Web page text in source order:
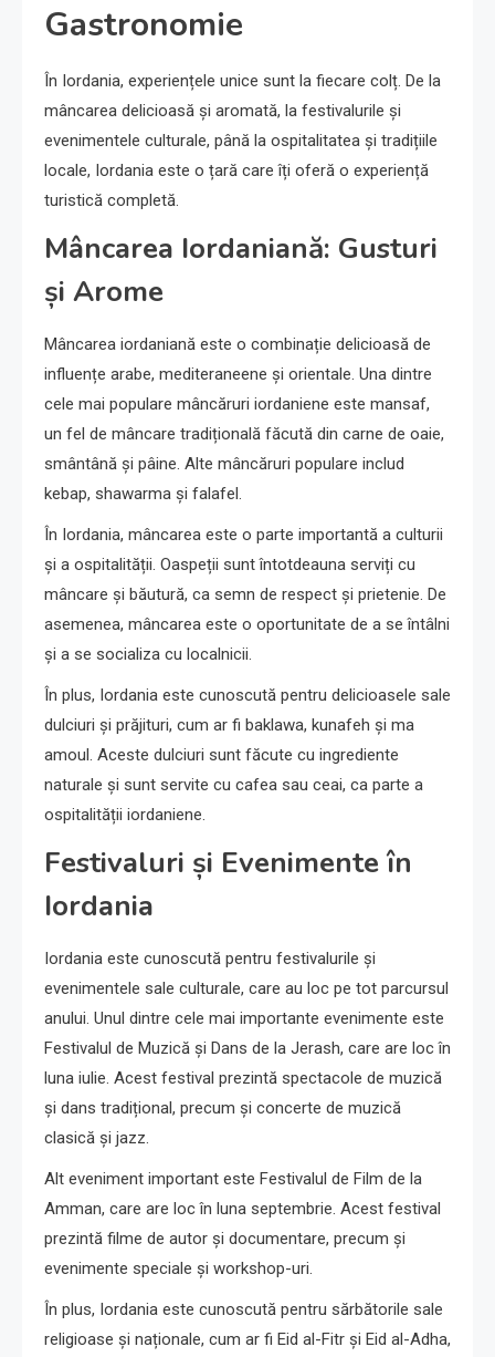
Gastronomie
În Iordania, experiențele unice sunt la fiecare colț. De la
mâncarea delicioasă și aromată, la festivalurile și
evenimentele culturale, până la ospitalitatea și tradițiile
locale, Iordania este o țară care îți oferă o experiență
turistică completă.
Mâncarea Iordaniană: Gusturi
și Arome
Mâncarea iordaniană este o combinație delicioasă de
influențe arabe, mediteraneene și orientale. Una dintre
cele mai populare mâncăruri iordaniene este mansaf,
un fel de mâncare tradițională făcută din carne de oaie,
smântână și pâine. Alte mâncăruri populare includ
kebap, shawarma și falafel.
În Iordania, mâncarea este o parte importantă a culturii
și a ospitalității. Oaspeții sunt întotdeauna serviți cu
mâncare și băutură, ca semn de respect și prietenie. De
asemenea, mâncarea este o oportunitate de a se întâlni
și a se socializa cu localnicii.
În plus, Iordania este cunoscută pentru delicioasele sale
dulciuri și prăjituri, cum ar fi baklawa, kunafeh și ma
amoul. Aceste dulciuri sunt făcute cu ingrediente
naturale și sunt servite cu cafea sau ceai, ca parte a
ospitalității iordaniene.
Festivaluri și Evenimente în
Iordania
Iordania este cunoscută pentru festivalurile și
evenimentele sale culturale, care au loc pe tot parcursul
anului. Unul dintre cele mai importante evenimente este
Festivalul de Muzică și Dans de la Jerash, care are loc în
luna iulie. Acest festival prezintă spectacole de muzică
și dans tradițional, precum și concerte de muzică
clasică și jazz.
Alt eveniment important este Festivalul de Film de la
Amman, care are loc în luna septembrie. Acest festival
prezintă filme de autor și documentare, precum și
evenimente speciale și workshop-uri.
În plus, Iordania este cunoscută pentru sărbătorile sale
religioase și naționale, cum ar fi Eid al-Fitr și Eid al-Adha,